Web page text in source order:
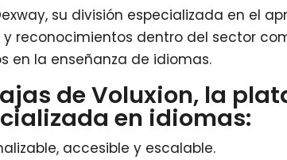
su división especializada en el
y reconocimientos dentro del sector
en la enseñanza de idiomas.
de Voluxion, la
en idiomas:
accesible y escalable.